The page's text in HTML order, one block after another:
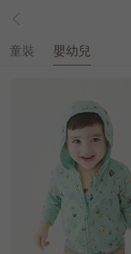
童裝 嬰幼兒